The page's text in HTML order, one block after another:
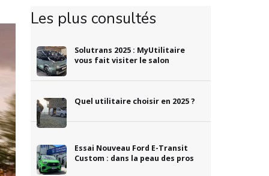
Les plus consultés
Solutrans 2025 : MyUtilitaire
vous fait visiter le salon
Quel utilitaire choisir en 2025 ?
Essai Nouveau Ford E-Transit
Custom : dans la peau des pros